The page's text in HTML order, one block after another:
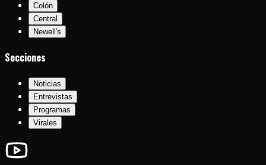
Colón
Central
Newell's
Secciones
Noticias
Entrevistas
Programas
Virales